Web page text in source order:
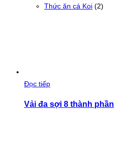
Thức ăn cá Koi (2)
Đọc tiếp
Vải đa sợi 8 thành phần